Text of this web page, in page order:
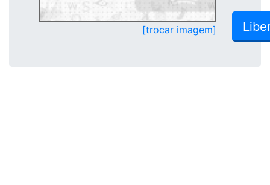
[trocar imagem]